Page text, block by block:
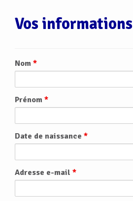
Vos informations
Nom *
Prénom *
Date de naissance *
Adresse e-mail *